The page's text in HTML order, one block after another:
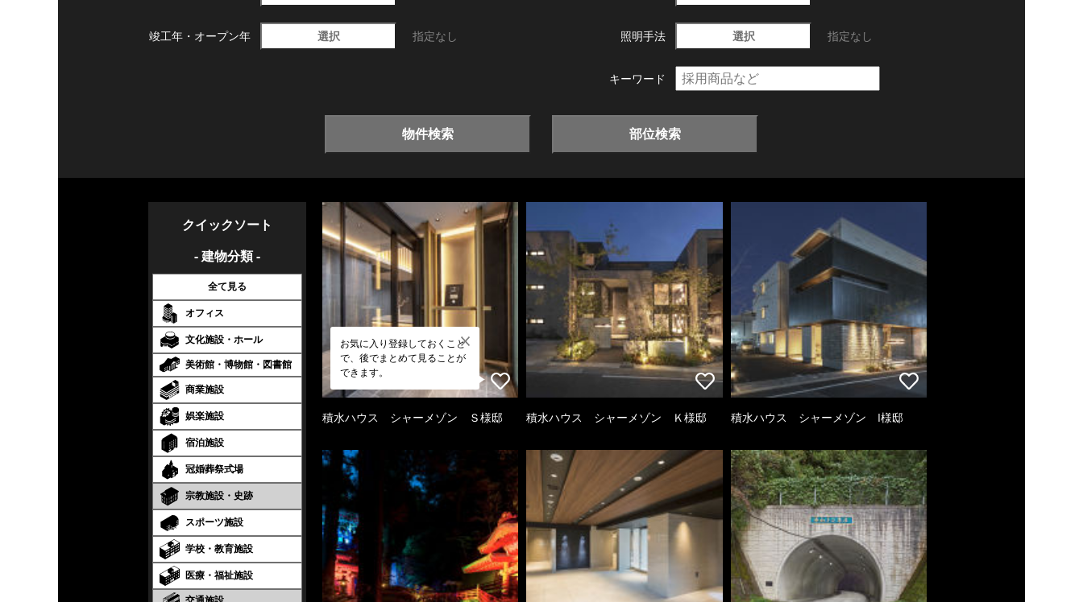
竣工年・ オープン年 選択 指定なし 照明手法 選択 指定なし
キーワード
物件検索 部位検索
クイックソート
- 建物分類 -
全て見る
オフィス
文化施設・ホール
美術館・博物館・図書館
商業施設
娯楽施設
宿泊施設
冠婚葬祭式場
宗教施設・史跡
スポーツ施設
学校・教育施設
医療・福祉施設
お気に入り登録しておくこと
で、後でまとめて見ることが
できます。
積水ハウス シャーメゾン Ｓ様邸 積水ハウス シャーメゾン Ｋ様邸 積水ハウス シャーメゾン I様邸